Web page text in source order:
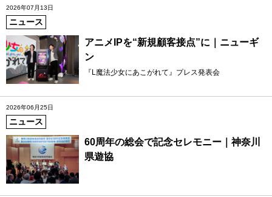
2026年07月13日
ニュース
アニメIPを“新規顧客接点”に｜ニューギ
ン
『L魔法少女にあこがれて』プレス発表会
2026年06月25日
ニュース
60周年の総会で記念セレモニー｜神奈川
県遊協